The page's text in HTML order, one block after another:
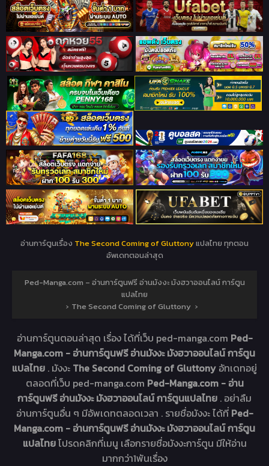
อ่านการ์ตูนเรื่อง The Second Coming of Gluttonyแปลไทย ทุกตอน
อัพเดทตอนล่าสุด
Ped-Manga.com – อ่านการ์ตูนฟรี อ่านมังงะ มังฮวาออนไลน์ การ์ตูน
แปลไทย
› The Second Coming of Gluttony ›
อ่านการ์ตูนตอนล่าสุด เรื่องได้ที่เว็บ ped-manga.com Ped-
Manga.com - อ่านการ์ตูนฟรี อ่านมังงะ มังฮวาออนไลน์ การ์ตูน
แปลไทย . มังงะ The Second Coming of Gluttony อัทเดทอยู่
ตลอดที่เว็บ ped-manga.com Ped-Manga.com - อ่าน
การ์ตูนฟรี อ่านมังงะ มังฮวาออนไลน์ การ์ตูนแปลไทย . อย่าลืม
อ่านการ์ตูนอื่น ๆ มีอัพเดทตลอดเวลา . รายชื่อมังงะ ได้ที่ Ped-
Manga.com - อ่านการ์ตูนฟรี อ่านมังงะ มังฮวาออนไลน์ การ์ตูน
แปลไทยโปรดคลิกที่เมนู เลือกรายชื่อมังงะการ์ตูน มีให้อ่าน
มากกว่า1พันเรื่อง